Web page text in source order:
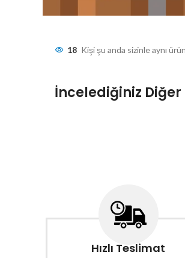
18 Kişi şu anda sizinle aynı
İncelediğiniz
Hızlı Teslimat